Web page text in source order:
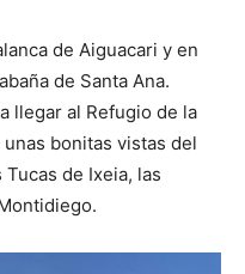
de Aiguacari y en
de Santa Ana.
llegar al Refugio de la
bonitas vistas del
de Ixeia, las